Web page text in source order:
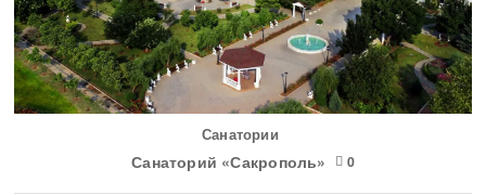
Санатории
Санаторий «Сакрополь» 0